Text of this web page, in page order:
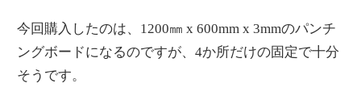
今回購入したのは、1200㎜ x 600mm x 3mmのパンチ
ングボードになるのですが、4か所だけの固定で十分
そうです。